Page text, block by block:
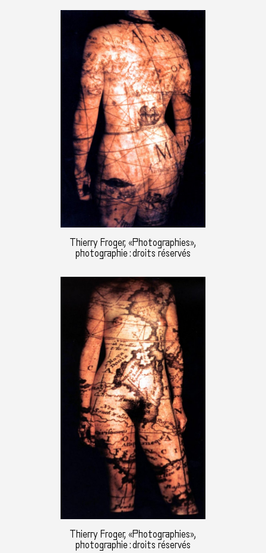
Thierry Froger, «Photographies»,
photographie : droits réservés
Thierry Froger, «Photographies»,
photographie : droits réservés